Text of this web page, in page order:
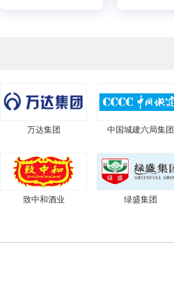
万达集团 中国城建六局集团
致中和酒业 绿盛集团